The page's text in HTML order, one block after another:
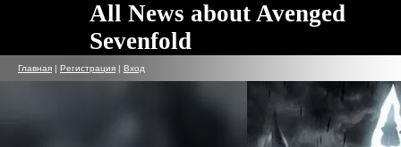
All News about Avenged
Sevenfold
Главная | Регистрация | Вход